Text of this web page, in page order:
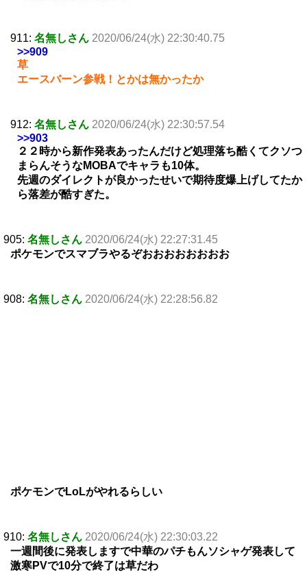
911: 名無しさん 2020/06/24(水) 22:30:40.75
>>909
草
エースバーン参戦！とかは無かったか
912: 名無しさん 2020/06/24(水) 22:30:57.54
>>903
２２時から新作発表あったんだけど処理落ち酷くてクソつ
まらんそうなMOBAでキャラも10体。
先週のダイレクトが良かったせいで期待度爆上げしてたか
ら落差が酷すぎた。
905: 名無しさん 2020/06/24(水) 22:27:31.45
ポケモンでスマブラやるぞおおおおおおおお
908: 名無しさん 2020/06/24(水) 22:28:56.82
ポケモンでLoLがやれるらしい
910: 名無しさん 2020/06/24(水) 22:30:03.22
一週間後に発表しますで中華のパチもんソシャゲ発表して
激寒PVで10分で終了は草だわ